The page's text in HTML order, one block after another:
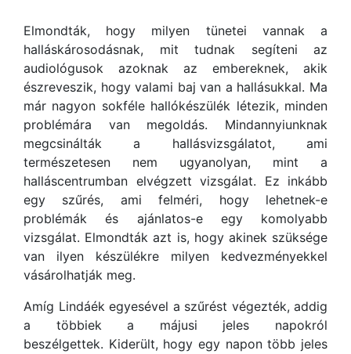
Elmondták, hogy milyen tünetei vannak a
halláskárosodásnak, mit tudnak segíteni az
audiológusok azoknak az embereknek, akik
észreveszik, hogy valami baj van a hallásukkal. Ma
már nagyon sokféle hallókészülék létezik, minden
problémára van megoldás. Mindannyiunknak
megcsinálták a hallásvizsgálatot, ami
természetesen nem ugyanolyan, mint a
halláscentrumban elvégzett vizsgálat. Ez inkább
egy szűrés, ami felméri, hogy lehetnek-e
problémák és ajánlatos-e egy komolyabb
vizsgálat. Elmondták azt is, hogy akinek szüksége
van ilyen készülékre milyen kedvezményekkel
vásárolhatják meg.
Amíg Lindáék egyesével a szűrést végezték, addig
a többiek a májusi jeles napokról
beszélgettek. Kiderült, hogy egy napon több jeles